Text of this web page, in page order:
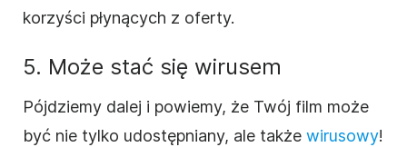
korzyści płynących z oferty.
5. Może stać się wirusem
Pójdziemy dalej i powiemy, że Twój film może
być nie tylko udostępniany, ale także wirusowy!